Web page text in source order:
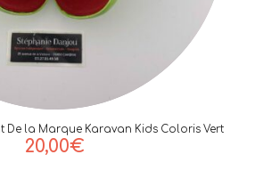
De la Marque Karavan Kids Coloris Vert
20,00€